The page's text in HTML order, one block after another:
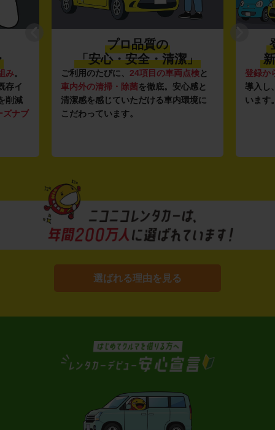
み。
存イ
削減
ズナブ
プロ品質の
「安心・安全・清潔」
ご利用のたびに、 24項目の車両点検と
車内外の清掃・除菌を徹底。安心感と
清潔感を感じていただける車内環境に
こだわっています。
登録か
導入し
います
選ばれる理由を見る